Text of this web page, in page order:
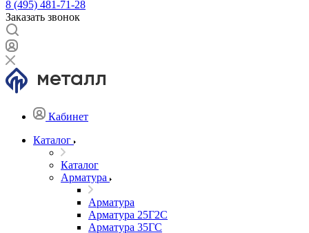
8 (495) 481-71-28
Заказать звонок
Кабинет
Каталог
Каталог
Арматура
Арматура
Арматура 25Г2С
Арматура 35ГС